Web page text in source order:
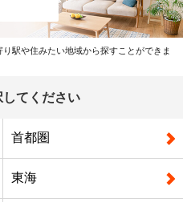
駅や住みたい地域から探すことができま
てください
首都圏
東海